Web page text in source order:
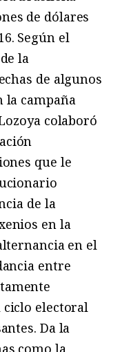
de dólares
Según el
la
de algunos
la campaña
colaboró
que le
de la
en la
en el
entre
ciclo electoral
Da la